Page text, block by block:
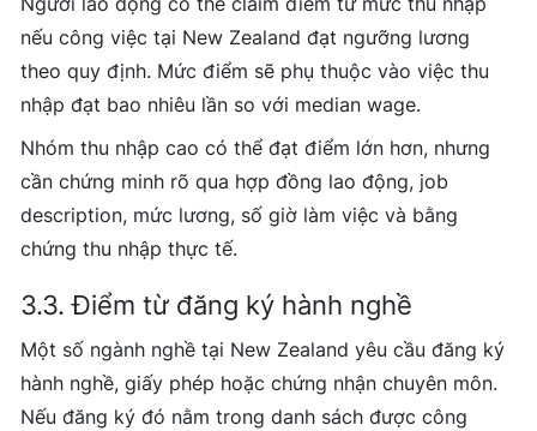
nếu công việc tại New Zealand đạt ngưỡng lương
theo quy định. Mức điểm sẽ phụ thuộc vào việc thu
nhập đạt bao nhiêu lần so với median wage.
Nhóm thu nhập cao có thể đạt điểm lớn hơn, nhưng
cần chứng minh rõ qua hợp đồng lao động, job
description, mức lương, số giờ làm việc và bằng
chứng thu nhập thực tế.
3.3. Điểm từ đăng ký hành nghề
Một số ngành nghề tại New Zealand yêu cầu đăng ký
hành nghề, giấy phép hoặc chứng nhận chuyên môn.
Nếu đăng ký đó nằm trong danh sách được công